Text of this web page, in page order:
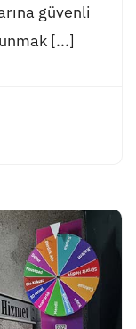
güvenli
[...]